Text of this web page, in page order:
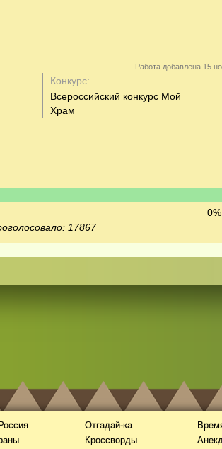
Работа добавлена 15
Конкурс:
Всероссийский конкурс Мой
Храм
17867
Отгадай-ка
Кроссворды